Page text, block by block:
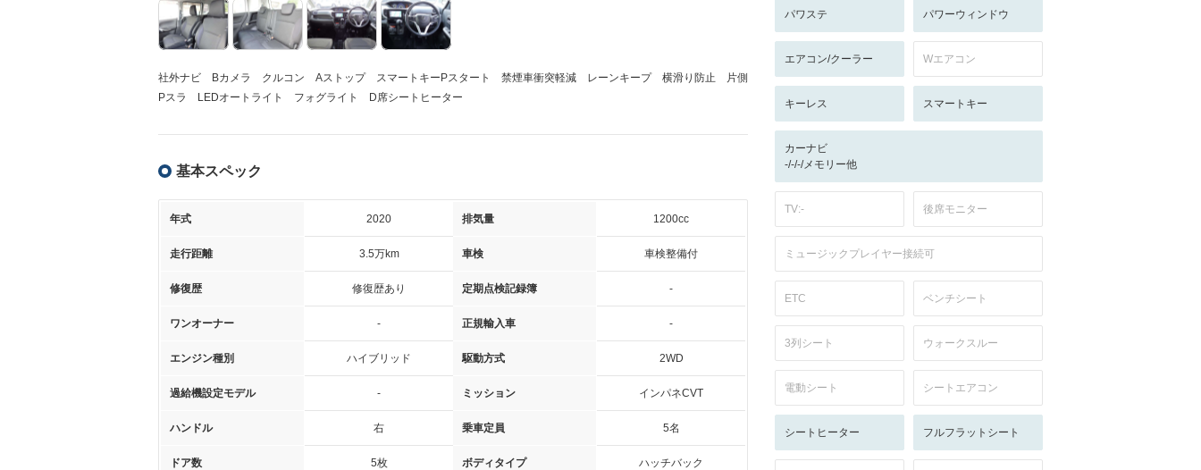
社外ナビ Bカメラ クルコン Aストップ スマートキーPスタート 禁煙車衝突軽減 レーンキープ 横滑り防止 片側
Pスラ LEDオートライト フォグライト D席シートヒーター
基本スペック
年式 2020 排気量 1200cc
走行距離 3.5万km 車検 車検整備付
修復歴 修復歴あり 定期点検記録簿 -
ワンオーナー - 正規輸入車 -
エンジン種別 ハイブリッド 駆動方式 2WD
過給機設定モデル - ミッション インパネCVT
ハンドル 右 乗車定員 5名
ドア数 5枚 ボディタイプ ハッチバック
パワステ パワーウィンドウ
エアコン/クーラー Wエアコン
キーレス スマートキー
カーナビ
-/-/-/メモリー他
TV:- 後席モニター
ミュージックプレイヤー接続可
ETC ベンチシート
3列シート ウォークスルー
電動シート シートエアコン
シートヒーター フルフラットシート